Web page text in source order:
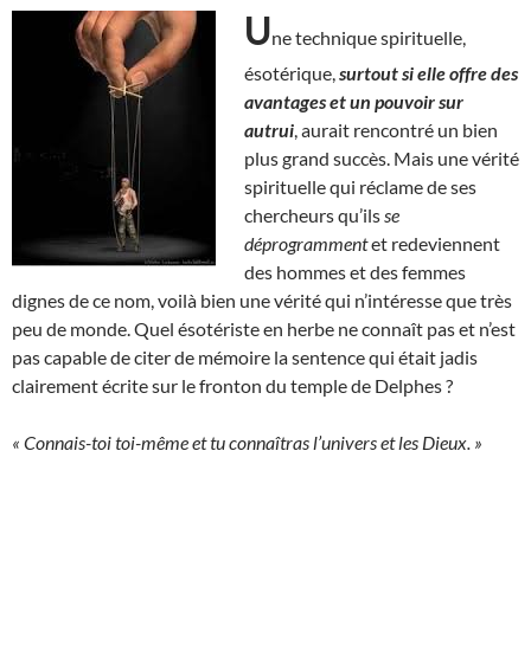
Une technique spirituelle,
ésotérique, surtout si elle offre des
avantages et un pouvoir sur
autrui , aurait rencontré un bien
plus grand succès. Mais une vérité
spirituelle qui réclame de ses
chercheurs qu’ils se
déprogrammentet redeviennent
des hommes et des femmes
dignes de ce nom, voilà bien une vérité qui n’intéresse que très
peu de monde. Quel ésotériste en herbe ne connaît pas et n’est
pas capable de citer de mémoire la sentence qui était jadis
clairement écrite sur le fronton du temple de Delphes ?
« Connais-toi toi-même et tu connaîtras l’univers et les Dieux. »